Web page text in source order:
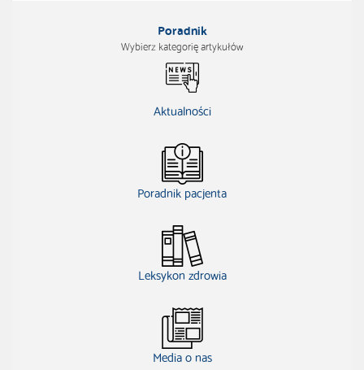
Poradnik
Wybierz kategorię artykułów
Aktualności
Poradnik pacjenta
Leksykon zdrowia
Media o nas